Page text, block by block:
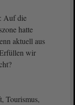
Auf die
hatte
aktuell aus
wir
Tourismus,